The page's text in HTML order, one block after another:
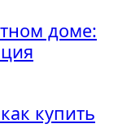
доме:
купить